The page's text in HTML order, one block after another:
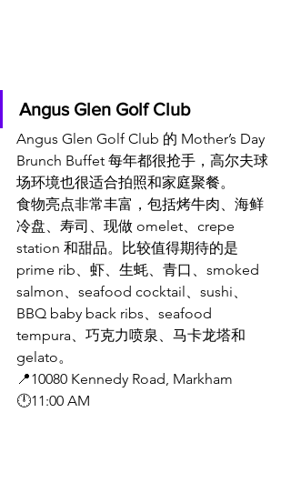
Angus Glen Golf Club
Angus Glen Golf Club 的 Mother’s Day
Brunch Buffet 每年都很抢手，高尔夫球
场环境也很适合拍照和家庭聚餐。
食物亮点非常丰富，包括烤牛肉、海鲜
冷盘、寿司、现做 omelet、crepe
station 和甜品。比较值得期待的是
prime rib、虾、生蚝、青口、smoked
salmon、seafood cocktail、sushi、
BBQ baby back ribs、seafood
tempura、巧克力喷泉、马卡龙塔和
gelato。
📍10080 Kennedy Road, Markham
🕛11:00 AM